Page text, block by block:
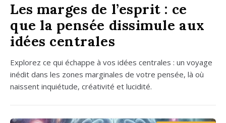
Les marges de l’esprit : ce
que la pensée dissimule aux
idées centrales
Explo­rez ce qui échappe à vos idées cen­trales : un voyage
inédit dans les zones mar­gi­nales de votre pen­sée, là où
naissent inquié­tude, créa­ti­vi­té et luci­di­té.